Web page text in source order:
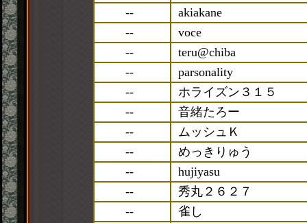
--
akiakane
--
voce
--
teru@chiba
--
parsonality
--
ホライズン３１５
--
音緒たろー
--
ムッシュＫ
--
めっきりゅう
--
hujiyasu
--
秀丸２６２７
--
雀し